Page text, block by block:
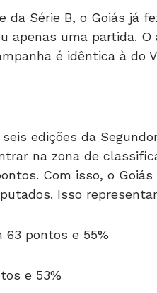
da Série B, o Goiás já
apenas uma partida.
é idêntica à do
edições da
na zona de
Com isso, o
Isso
63 pontos e 55%
e 53%